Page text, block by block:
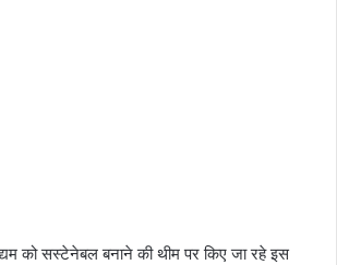
को सस्टेनेबल बनाने की थीम पर किए जा रहे इस